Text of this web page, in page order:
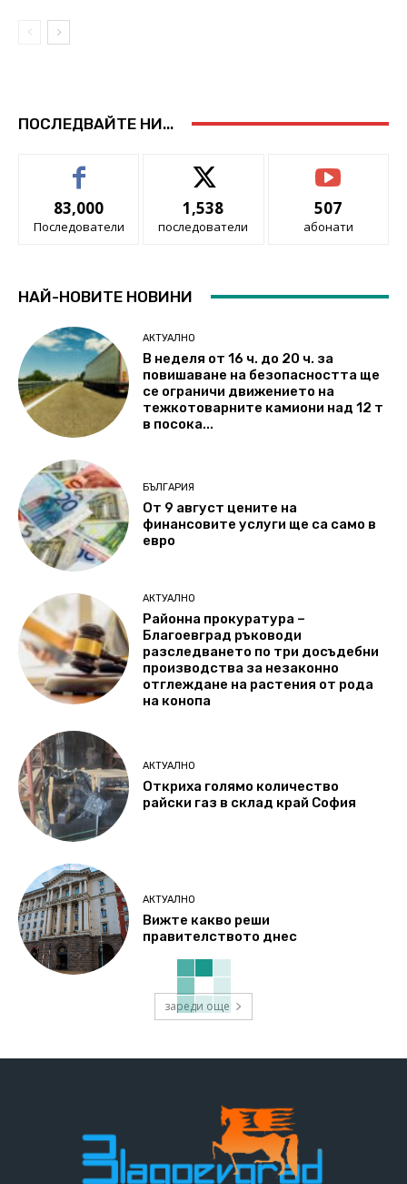
ПОСЛЕДВАЙТЕ НИ...
83,000
Последователи
1,538
последователи
507
абонати
НАЙ-НОВИТЕ НОВИНИ
АКТУАЛНО
В неделя от 16 ч. до 20 ч. за
повишаване на безопасността ще
се ограничи движението на
тежкотоварните камиони над 12 т
в посока...
БЪЛГАРИЯ
От 9 август цените на
финансовите услуги ще са само в
евро
АКТУАЛНО
Районна прокуратура –
Благоевград ръководи
разследването по три досъдебни
производства за незаконно
отглеждане на растения от рода
на конопа
АКТУАЛНО
Откриха голямо количество
райски газ в склад край София
АКТУАЛНО
Вижте какво реши
правителството днес
зареди още